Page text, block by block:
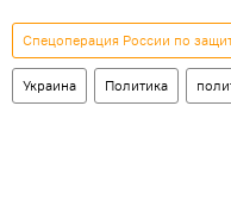
Спецоперация России по
Украина Политика